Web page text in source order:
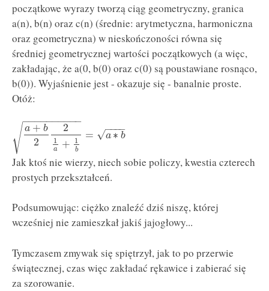
początkowe wyrazy tworzą ciąg geometryczny, granica
a(n), b(n) oraz c(n) (średnie: arytmetyczna, harmoniczna
oraz geometryczna) w nieskończoności równa się
średniej geometrycznej wartości początkowych (a więc,
zakładając, że a(0, b(0) oraz c(0) są poustawiane rosnąco,
b(0)). Wyjaśnienie jest - okazuje się - banalnie proste.
Otóż:
a + b
2
2
1
a + 1
b
− −
−−−−−−−−
√ = a ∗ b
− −
−−
√
Jak ktoś nie wierzy, niech sobie policzy, kwestia czterech
prostych przekształceń.
Podsumowując: ciężko znaleźć dziś niszę, której
wcześniej nie zamieszkał jakiś jajogłowy...
Tymczasem zmywak się spiętrzył, jak to po przerwie
świątecznej, czas więc zakładać rękawice i zabierać się
za szorowanie.